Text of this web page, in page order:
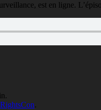
est en ligne.
RightsCon.